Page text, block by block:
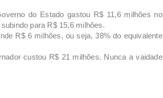
do Estado gastou R$ 11,6 milhões no
para R$ 15,6 milhões.
R$ 6 milhões, ou seja, 38% do equivalente
custou R$ 21 milhões. Nunca a vaidade